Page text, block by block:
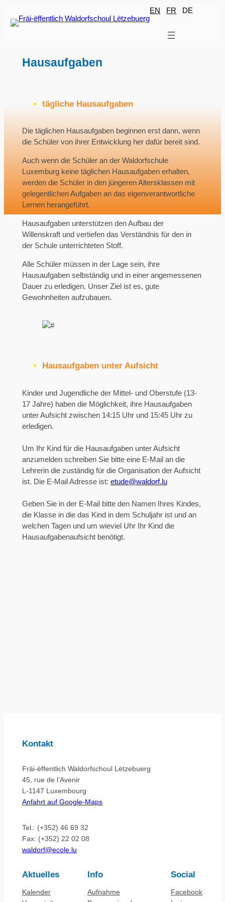
Inhalt
EN FR DE
Hausaufgaben
tägliche Hausaufgaben
Die täglichen Hausaufgaben beginnen erst dann, wenn
die Schüler von ihrer Entwicklung her dafür bereit sind.
Auch wenn die Schüler an der Waldorfschule
Luxemburg keine täglichen Hausaufgaben erhalten,
werden die Schüler in den jüngeren Altersklassen mit
gelegentlichen Aufgaben an das eigenverantwortliche
Lernen herangeführt.
Hausaufgaben unterstützen den Aufbau der
Willenskraft und vertiefen das Verständnis für den in
der Schule unterrichteten Stoff.
Alle Schüler müssen in der Lage sein, ihre
Hausaufgaben selbständig und in einer angemessenen
Dauer zu erledigen. Unser Ziel ist es, gute
Gewohnheiten aufzubauen.
Hausaufgaben unter Aufsicht
Kinder und Jugendliche der Mittel- und Oberstufe (13-
17 Jahre) haben die Möglichkeit, ihre Hausaufgaben
unter Aufsicht zwischen 14:15 Uhr und 15:45 Uhr zu
erledigen.
Um Ihr Kind für die Hausaufgaben unter Aufsicht
anzumelden schreiben Sie bitte eine E-Mail an die
Lehrerin die zuständig für die Organisation der Aufsicht
ist. Die E-Mail Adresse ist: etude@waldorf.lu
Geben Sie in der E-Mail bitte den Namen Ihres Kindes,
die Klasse in die das Kind in dem Schuljahr ist und an
welchen Tagen und um wieviel Uhr Ihr Kind die
Hausaufgabenaufsicht benötigt.
Kontakt
Fräi-ëffentlich Waldorfschoul Lëtzebuerg
45, rue de l’Avenir
L-1147 Luxembourg
Anfahrt auf Google-Maps
Tel.: (+352) 46 69 32
Fax: (+352) 22 02 08
waldorf@ecole.lu
Aktuelles
Kalender
Info
Aufnahme
Social
Facebook